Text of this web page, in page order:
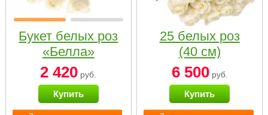
Букет белых роз
«Белла»
2 420 руб.
Купить
25 белых роз
(40 см)
6 500руб.
Купить